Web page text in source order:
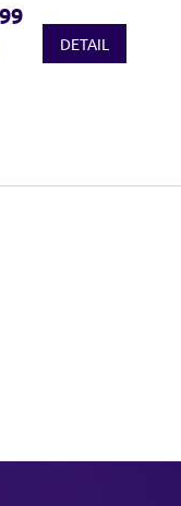
DETAIL